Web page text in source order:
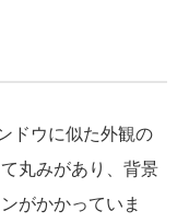
ドウに似た外観の
丸みがあり、背景
がかかっていま